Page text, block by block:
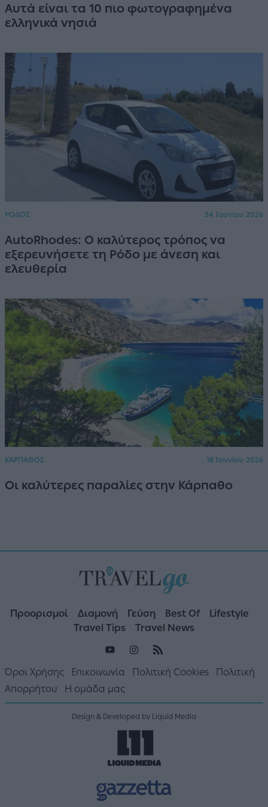
Αυτά είναι τα 10 πιο φωτογραφημένα
ελληνικά νησιά
ΡΟΔΟΣ 24 Ιουνίου 2026
AutoRhodes: Ο καλύτερος τρόπος να
εξερευνήσετε τη Ρόδο με άνεση και
ελευθερία
ΚΑΡΠΑΘΟΣ 18 Ιουνίου 2026
Οι καλύτερες παραλίες στην Κάρπαθο
Προορισμοί Διαμονή Γεύση Best Of
Lifestyle
Travel Tips
Travel News
Όροι Χρήσης Επικοινωνία Πολιτική Cookies
Πολιτική
Απορρήτου
Η ομάδα μας
Design & Developed by Liquid Media